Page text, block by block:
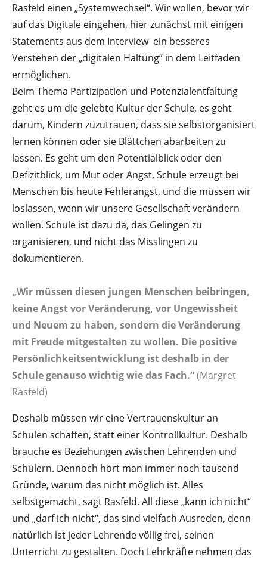
Rasfeld einen „Systemwechsel“. Wir wollen, bevor wir
auf das Digitale eingehen, hier zunächst mit einigen
Statements aus dem Interview ein besseres
Verstehen der „digitalen Haltung“ in dem Leitfaden
ermöglichen.
Beim Thema Partizipation und Potenzialentfaltung
geht es um die gelebte Kultur der Schule, es geht
darum, Kindern zuzutrauen, dass sie selbstorganisiert
lernen können oder sie Blättchen abarbeiten zu
lassen. Es geht um den Potentialblick oder den
Defizitblick, um Mut oder Angst. Schule erzeugt bei
Menschen bis heute Fehlerangst, und die müssen wir
loslassen, wenn wir unsere Gesellschaft verändern
wollen. Schule ist dazu da, das Gelingen zu
organisieren, und nicht das Misslingen zu
dokumentieren.
„Wir müssen diesen jungen Menschen beibringen,
keine Angst vor Veränderung, vor Ungewissheit
und Neuem zu haben, sondern die Veränderung
mit Freude mitgestalten zu wollen. Die positive
Persönlichkeitsentwicklung ist deshalb in der
Schule genauso wichtig wie das Fach.“(Margret
Rasfeld)
Deshalb müssen wir eine Vertrauenskultur an
Schulen schaffen, statt einer Kontrollkultur. Deshalb
brauche es Beziehungen zwischen Lehrenden und
Schülern. Dennoch hört man immer noch tausend
Gründe, warum das nicht möglich ist. Alles
selbstgemacht, sagt Rasfeld. All diese „kann ich nicht“
und „darf ich nicht“, das sind vielfach Ausreden, denn
natürlich ist jeder Lehrende völlig frei, seinen
Unterricht zu gestalten. Doch Lehrkräfte nehmen das